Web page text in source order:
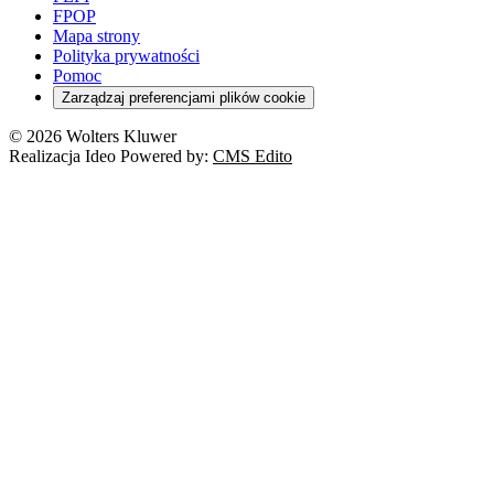
Kredyty
Cło
Deregulacja
Cyberbezpieczeństwo
Franczyza
Prawo autorskie
Szkoła i uczeń
Turystyka
Orzeczenia
RODO
FPOP
Mapa strony
Polityka prywatności
Pomoc
Zarządzaj preferencjami plików cookie
© 2026 Wolters Kluwer
Realizacja Ideo Powered by: CMS Edito